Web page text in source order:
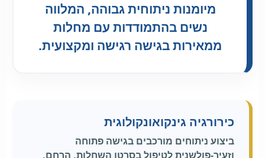
מיומנות ניתוחית גבוהה, המלווה
נשים בהתמודדות עם מחלות
ממאירות בגישה רגישה ומקצועית.
כירורגיה גינקואונקולוגית
ביצוע ניתוחים מורכבים בגישה פתוחה
וזעיר-פולשנית לטיפול בסרטן השחלות, הרחם,